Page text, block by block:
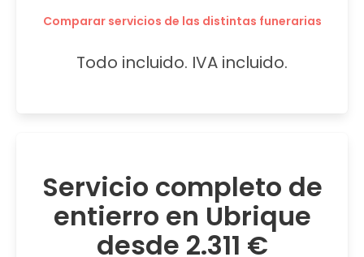
Comparar servicios de las distintas funerarias
Todo incluido. IVA incluido.
Servicio completo de
entierro en Ubrique
desde 2.311 €